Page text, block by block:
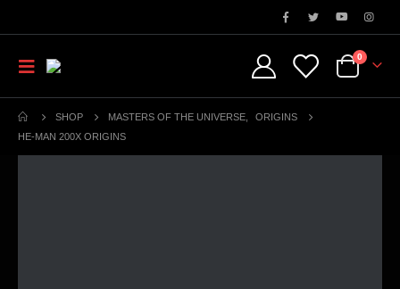
0
SHOP MASTERS OF THE UNIVERSE
ORIGINS
HE-MAN 200X ORIGINS